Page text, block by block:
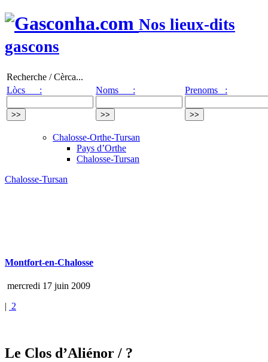
Nos lieux-dits
gascons
Recherche / Cèrca...
Lòcs :
Noms : Prenoms :
Chalosse-Orthe-Tursan
Pays d’Orthe
Chalosse-Tursan
Chalosse-Tursan
Montfort-en-Chalosse
mercredi 17 juin 2009
| 2
Le Clos d’Aliénor / ?